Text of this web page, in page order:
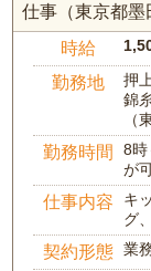
仕事（東京都墨
時給
勤務地
押
錦
（
勤務時間
8時
が
仕事内容
キ
グ
契約形態 業